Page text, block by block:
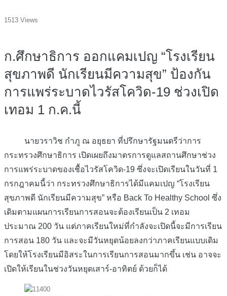
1513 Views
ก.ศึกษาธิการ ออกแคมเปญ “โรงเรียน
สุขภาพดี นักเรียนมีความสุข” ป้องกัน
การแพร่ระบาดไวรัสโควิด-19 ช่วงเปิด
เทอม 1 ก.ค.นี้
นายวราวิช กำภู ณ อยุธยา ที่ปรึกษารัฐมนตรีว่าการ
กระทรวงศึกษาธิการ เปิดเผยถึงมาตรการดูแลสถานศึกษาช่วง
การแพร่ระบาดของเชื้อไวรัสโควิด-19 ซึ่งจะเปิดเรียนในวันที่ 1
กรกฎาคมนี้ว่า กระทรวงศึกษาธิการได้มีแคมเปญ “โรงเรียน
สุขภาพดี นักเรียนมีความสุข” หรือ Back To Healthy School ซึ่ง
เดิมตามแผนการเรียนการสอนจะต้องเรียนเป็น 2 เทอม
ประมาณ 200 วัน แต่ภาคเรียนใหม่ที่กำลังจะเปิดนี้จะมีการเรียน
การสอน 180 วัน และจะมีวันหยุดน้อยลงกว่าภาคเรียนแบบเดิม
โดยให้โรงเรียนมีอิสระในการเรียนการสอนมากขึ้น เช่น อาจจะ
เปิดให้เรียนในช่วงวันหยุดเสาร์-อาทิตย์ ด้วยก็ได้